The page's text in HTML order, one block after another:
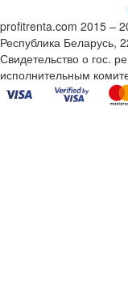
profitrenta.com 2015 –
Республика Беларусь,
Свидетельство о гос.
исполнительным